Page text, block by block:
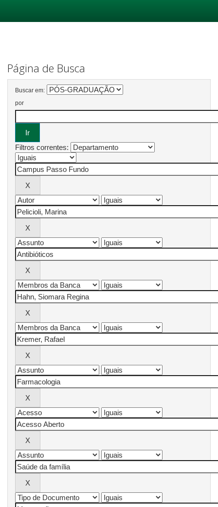
Página de Busca
Buscar em:
por
Filtros correntes: